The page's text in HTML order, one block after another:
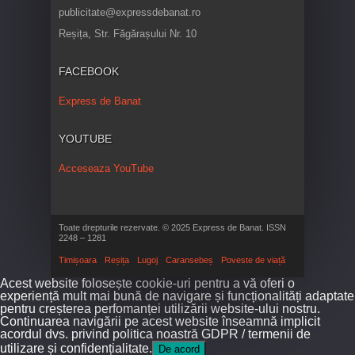
publicitate@expressdebanat.ro
Reșița, Str. Făgărașului Nr. 10
FACEBOOK
Express de Banat
YOUTUBE
Acceseaza YouTube
Toate drepturile rezervate. © 2025 Express de Banat. ISSN
2248 – 1281
Timișoara Reșița Lugoj Caransebeș Poveste de viață
Acest website folosește cookie-uri pentru a vă oferi o
experiență mult mai bună de navigare și funcționalități adaptate
pentru creșterea perfomanței utilizării website-ului nostru.
Continuarea navigării pe acest website înseamnă implicit
acordul dvs. privind politica noastră GDPR / termenii de
utilizare și confidențialitate.
De acord